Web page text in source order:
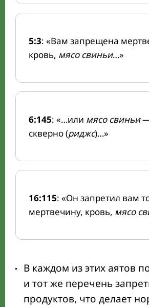
5:3: «Вам запрещена
кровь, мясо свиньи…»
6:145: «…или мясо свиньи—
скверно (риджс)…»
16:115: «Он запретил вам
мертвечину, кровь, мясо
В каждом из этих аятов
и тот же перечень
продуктов, что делает